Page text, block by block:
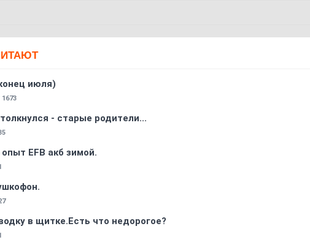
июля)
1673
- старые родители...
EFB акб зимой.
в щитке.Есть что недорогое?